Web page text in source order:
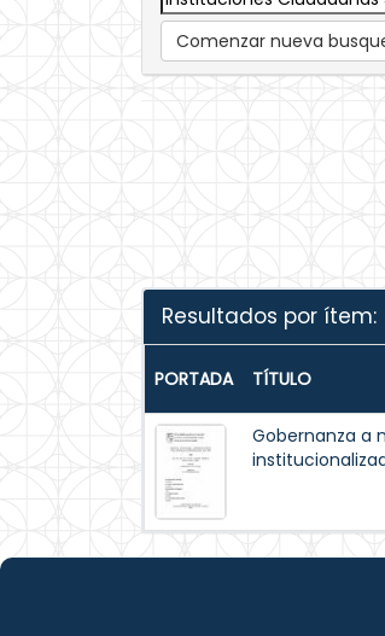
Comenzar nueva
Resultados por ítem:
PORTADA TÍTULO
Gobernanza a